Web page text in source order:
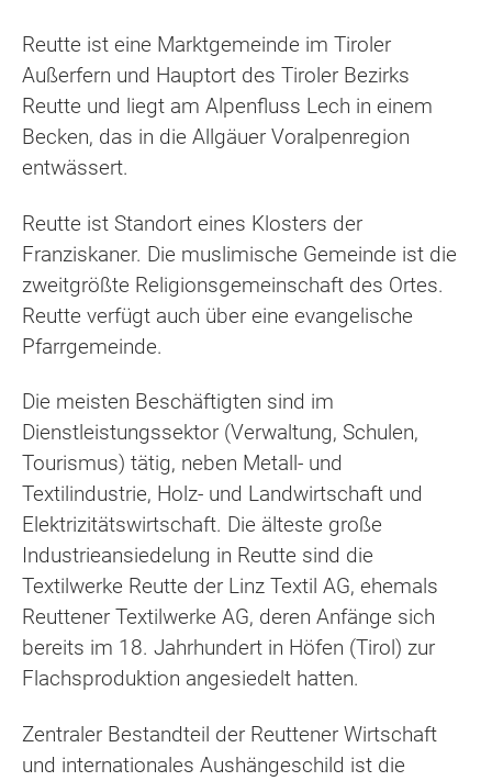
Reutte ist eine Marktgemeinde im Tiroler
Außerfern und Hauptort des Tiroler Bezirks
Reutte und liegt am Alpenfluss Lech in einem
Becken, das in die Allgäuer Voralpenregion
entwässert.
Reutte ist Standort eines Klosters der
Franziskaner. Die muslimische Gemeinde ist die
zweitgrößte Religionsgemeinschaft des Ortes.
Reutte verfügt auch über eine evangelische
Pfarrgemeinde.
Die meisten Beschäftigten sind im
Dienstleistungssektor (Verwaltung, Schulen,
Tourismus) tätig, neben Metall- und
Textilindustrie, Holz- und Landwirtschaft und
Elektrizitätswirtschaft. Die älteste große
Industrieansiedelung in Reutte sind die
Textilwerke Reutte der Linz Textil AG, ehemals
Reuttener Textilwerke AG, deren Anfänge sich
bereits im 18. Jahrhundert in Höfen (Tirol) zur
Flachsproduktion angesiedelt hatten.
Zentraler Bestandteil der Reuttener Wirtschaft
und internationales Aushängeschild ist die